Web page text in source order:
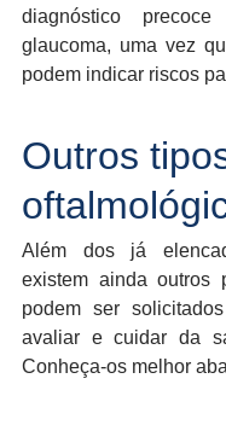
diagnóstico
glaucoma, uma vez
podem indicar riscos
Outros
Além dos já
existem ainda outros
podem ser
avaliar e cuidar da
Conheça-os melhor